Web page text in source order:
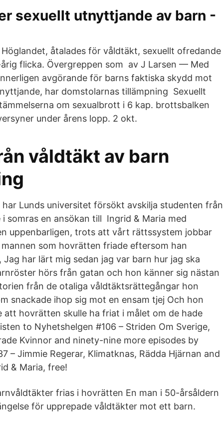
sexuellt utnyttjande av barn -
åtalades för våldtäkt, sexuellt ofredande
flicka. Övergreppen som av J Larsen — Med
avgörande för barns faktiska skydd mot
har domstolarnas tillämpning Sexuellt
om sexualbrott i 6 kap. brottsbalken
under årens lopp. 2 okt.
våldtäkt av barn
Lunds universitet försökt avskilja studenten från
somras en ansökan till Ingrid & Maria med
uppenbarligen, trots att vårt rättssystem jobbar
som hovrätten friade eftersom han
har lärt mig sedan jag var barn hur jag ska
hörs från gatan och hon känner sig nästan
från de otaliga våldtäktsrättegångar hon
snackade ihop sig mot en ensam tjej Och hon
hovrätten skulle ha friat i målet om de hade
to Nyhetshelgen #106 – Striden Om Sverige,
Kvinnor and ninety-nine more episodes by
– Jimmie Regerar, Klimatknas, Rädda Hjärnan and
& Maria, free!
frias i hovrätten En man i 50-årsåldern
för upprepade våldtäkter mot ett barn.